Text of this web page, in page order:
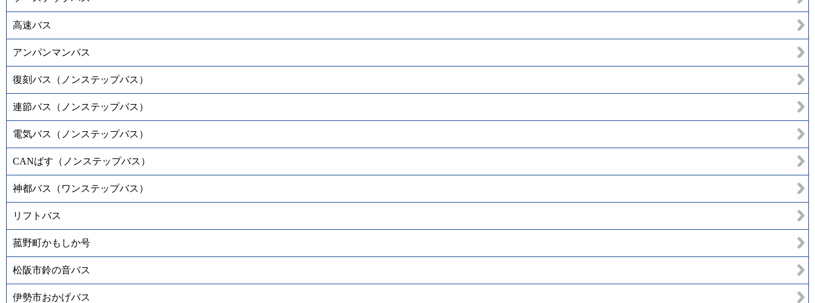
高速バス
アンパンマンバス
復刻バス（ノンステップバス）
連節バス（ノンステップバス）
電気バス（ノンステップバス）
CANばす（ノンステップバス）
神都バス（ワンステップバス）
リフトバス
菰野町かもしか号
松阪市鈴の音バス
伊勢市おかげバス